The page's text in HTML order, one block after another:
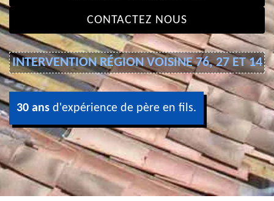
CONTACTEZ NOUS
INTERVENTION RÉGION VOISINE 76, 27 ET 14
30 ans d'expérience de père en fils.